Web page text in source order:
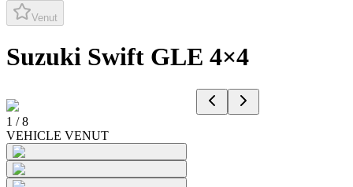
Venut
Suzuki Swift GLE 4×4
1 /8
VEHICLE VENUT